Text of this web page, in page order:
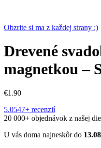
Obzrite si ma z každej strany :)
Drevené
magnetkou –
€1.90
5.0547+ recenzií
20 000+ objednávok z našej
U vás doma najneskôr do